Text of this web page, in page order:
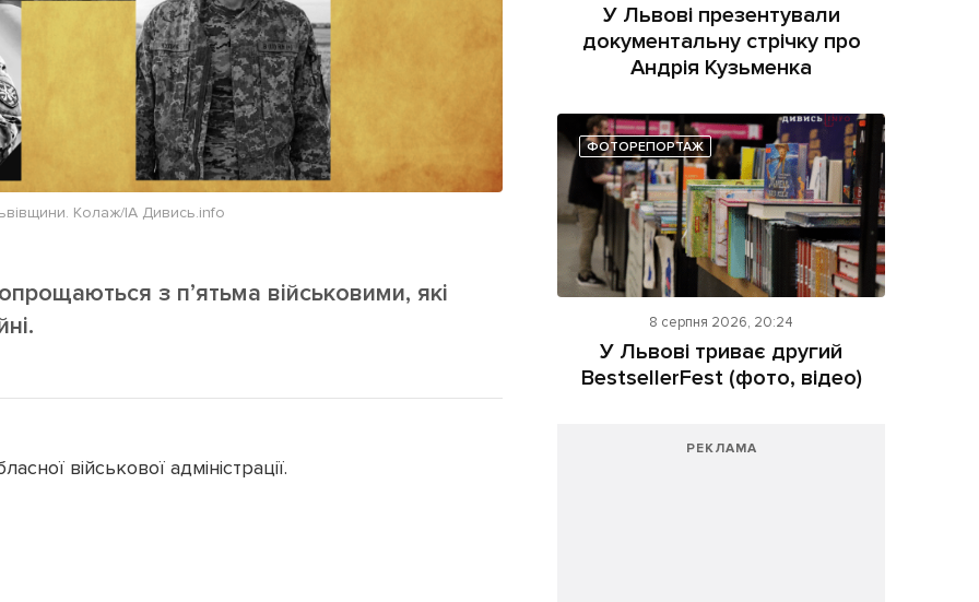
Колаж/ІА Дивись.info
з пʼятьма військовими, які
військової адміністрації.
У Львові презентували
документальну стрічку про
Андрія Кузьменка
ФОТОРЕПОРТАЖ
8 серпня 2026, 20:24
У Львові триває другий
BestsellerFest (фото, відео)
РЕКЛАМА